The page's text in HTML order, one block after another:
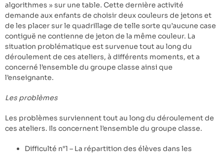
algorithmes » sur une table. Cette dernière activité
demande aux enfants de choisir deux couleurs de jetons et
de les placer sur le quadrillage de telle sorte qu’aucune case
contiguë ne contienne de jeton de la même couleur. La
situation problématique est survenue tout au long du
déroulement de ces ateliers, à différents moments, et a
concerné l’ensemble du groupe classe ainsi que
l’enseignante.
Les problèmes
Les problèmes surviennent tout au long du déroulement de
ces ateliers. Ils concernent l’ensemble du groupe classe.
Difficulté n°1 – La répartition des élèves dans les